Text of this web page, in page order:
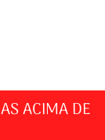
ACIMA DE